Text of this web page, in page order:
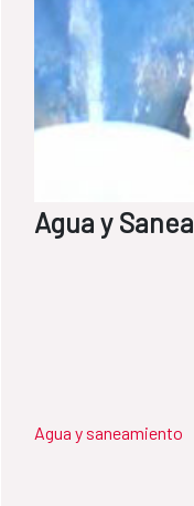
Agua y
Agua y saneamiento